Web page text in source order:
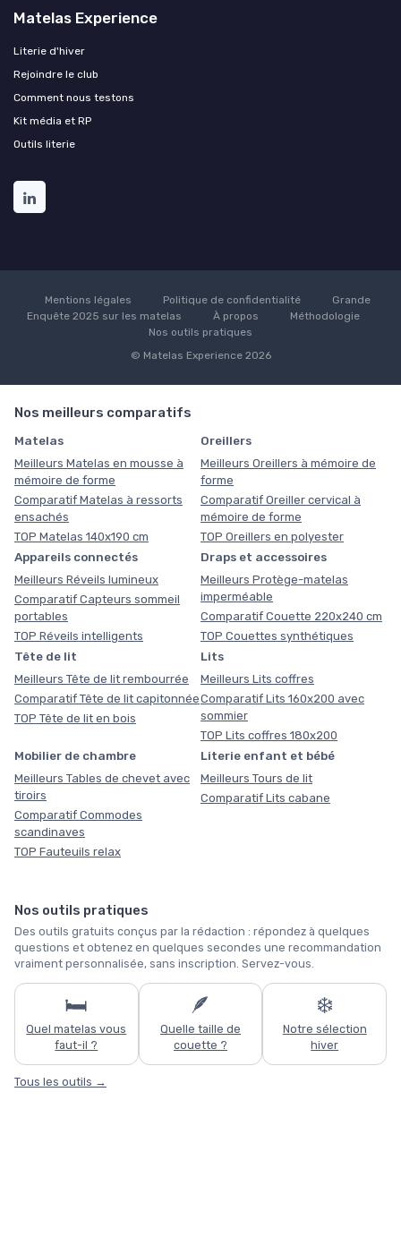
Matelas Experience
Literie d'hiver
Rejoindre le club
Comment nous testons
Kit média et RP
Outils literie
Mentions légales Politique de confidentialité
Grande
Enquête 2025 sur les matelas
À propos
Méthodologie
Nos outils pratiques
© Matelas Experience 2026
Nos meilleurs comparatifs
Matelas
Meilleurs Matelas en mousse à
mémoire de forme
Comparatif Matelas à ressorts
ensachés
TOP Matelas 140x190 cm
Oreillers
Meilleurs Oreillers à mémoire de
forme
Comparatif Oreiller cervical à
mémoire de forme
TOP Oreillers en polyester
Appareils connectés
Meilleurs Réveils lumineux
Comparatif Capteurs sommeil
portables
TOP Réveils intelligents
Draps et accessoires
Meilleurs Protège-matelas
imperméable
Comparatif Couette 220x240 cm
TOP Couettes synthétiques
Tête de lit
Meilleurs Tête de lit rembourrée
Comparatif Tête de lit capitonnée
TOP Tête de lit en bois
Lits
Meilleurs Lits coffres
Comparatif Lits 160x200 avec
sommier
TOP Lits coffres 180x200
Mobilier de chambre
Meilleurs Tables de chevet avec
tiroirs
Comparatif Commodes
scandinaves
TOP Fauteuils relax
Literie enfant et bébé
Meilleurs Tours de lit
Comparatif Lits cabane
Nos outils pratiques
Des outils gratuits conçus par la rédaction : répondez à quelques
questions et obtenez en quelques secondes une recommandation
vraiment personnalisée, sans inscription. Servez-vous.
🛏️
Quel matelas vous
faut-il ?
🪶
Quelle taille de
couette ?
❄️
Notre sélection
hiver
Tous les outils →